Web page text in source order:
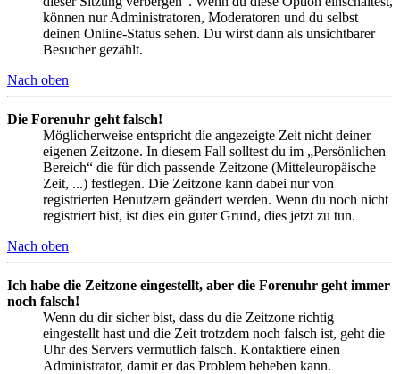
können nur Administratoren, Moderatoren und du selbst
deinen Online-Status sehen. Du wirst dann als unsichtbarer
Besucher gezählt.
Nach oben
Die Forenuhr geht falsch!
Möglicherweise entspricht die angezeigte Zeit nicht deiner
eigenen Zeitzone. In diesem Fall solltest du im „Persönlichen
Bereich“ die für dich passende Zeitzone (Mitteleuropäische
Zeit, ...) festlegen. Die Zeitzone kann dabei nur von
registrierten Benutzern geändert werden. Wenn du noch nicht
registriert bist, ist dies ein guter Grund, dies jetzt zu tun.
Nach oben
Ich habe die Zeitzone eingestellt, aber die Forenuhr geht immer
noch falsch!
Wenn du dir sicher bist, dass du die Zeitzone richtig
eingestellt hast und die Zeit trotzdem noch falsch ist, geht die
Uhr des Servers vermutlich falsch. Kontaktiere einen
Administrator, damit er das Problem beheben kann.